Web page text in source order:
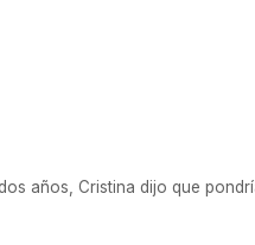
años, Cristina dijo que